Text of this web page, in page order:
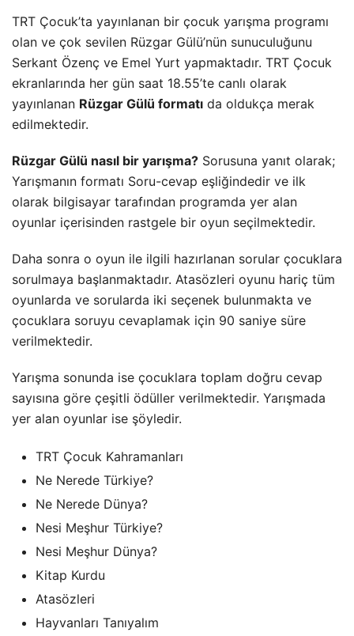
TRT Çocuk’ta yayınlanan bir çocuk yarışma programı
olan ve çok sevilen Rüzgar Gülü’nün sunuculuğunu
Serkant Özenç ve Emel Yurt yapmaktadır. TRT Çocuk
ekranlarında her gün saat 18.55’te canlı olarak
yayınlanan Rüzgar Gülü formatı da oldukça merak
edilmektedir.
Rüzgar Gülü nasıl bir yarışma? Sorusuna yanıt olarak;
Yarışmanın formatı Soru-cevap eşliğindedir ve ilk
olarak bilgisayar tarafından programda yer alan
oyunlar içerisinden rastgele bir oyun seçilmektedir.
Daha sonra o oyun ile ilgili hazırlanan sorular çocuklara
sorulmaya başlanmaktadır. Atasözleri oyunu hariç tüm
oyunlarda ve sorularda iki seçenek bulunmakta ve
çocuklara soruyu cevaplamak için 90 saniye süre
verilmektedir.
Yarışma sonunda ise çocuklara toplam doğru cevap
sayısına göre çeşitli ödüller verilmektedir. Yarışmada
yer alan oyunlar ise şöyledir.
TRT Çocuk Kahramanları
Ne Nerede Türkiye?
Ne Nerede Dünya?
Nesi Meşhur Türkiye?
Nesi Meşhur Dünya?
Kitap Kurdu
Atasözleri
Hayvanları Tanıyalım